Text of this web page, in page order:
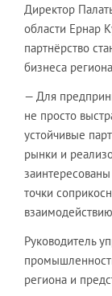
Директор
области Ернар
партнёрство
бизнеса
— Для
не просто
устойчивые
рынки и
точки
Руководитель
региона и